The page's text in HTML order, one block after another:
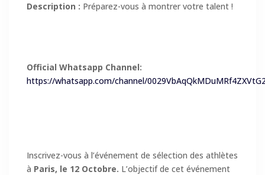
Description : Préparez-vous à montrer votre talent !
Official Whatsapp Channel:
https://whatsapp.com/channel/
Inscrivez-vous à l’événement de sélection des athlètes
à Paris, le 12 Octobre. L’objectif de cet événement